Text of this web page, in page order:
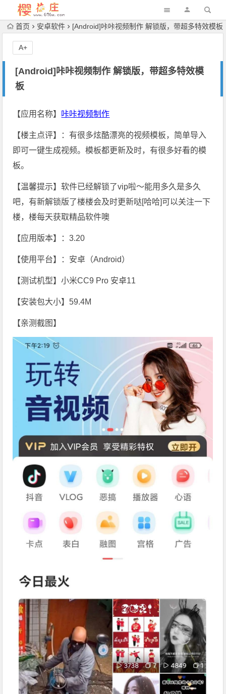
首页 安卓软件 [Android]咔咔视频制作 解锁版，带超多特效模板
[Android]咔咔视频制作 解锁版，带超多特效模
板
A+
【应用名称】 咔咔视频制作
【楼主点评】：有很多炫酷漂亮的视频模板，简单导入
即可一键生成视频。模板都更新及时，有很多好看的模
板。
【温馨提示】软件已经解锁了vip啦～能用多久是多久
吧，有新解锁版了楼楼会及时更新哒[哈哈]可以关注一下
楼，楼每天获取精品软件噢
【应用版本】：3.20
【使用平台】：安卓（Android）
【测试机型】小米CC9 Pro 安卓11
【安装包大小】59.4M
【亲测截图】